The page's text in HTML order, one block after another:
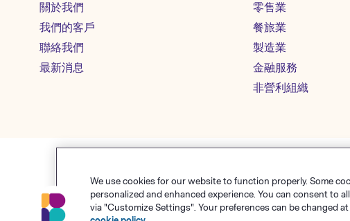
關於我們
我們的客戶
聯絡我們
最新消息
零售業
餐旅業
製造業
金融服務
非營利組織
使用條款隱私權政策
© Polaris
We use cookies for our website to function properly. Some
personalized and enhanced experience. You can consent to
via "Customize Settings". Your preferences can be changed at